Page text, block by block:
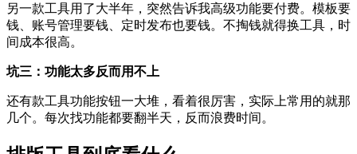
另一款工具用了大半年，突然告诉我高级功能要付费。模板要
钱、账号管理要钱、定时发布也要钱。不掏钱就得换工具，时
间成本很高。
坑三：功能太多反而用不上
还有款工具功能按钮一大堆，看着很厉害，实际上常用的就那
几个。每次找功能都要翻半天，反而浪费时间。